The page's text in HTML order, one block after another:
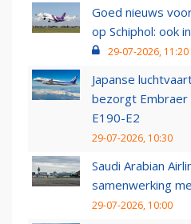
Goed nieuws
op Schiphol: ook
29-07-2026, 11:20
Japanse
bezorgt Embraer
E190-E2
29-07-2026, 10:30
Saudi Arabian
samenwerking
29-07-2026, 10:00